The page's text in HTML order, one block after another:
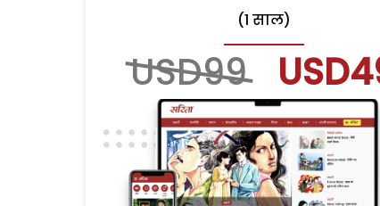
(1 साल)
USD99